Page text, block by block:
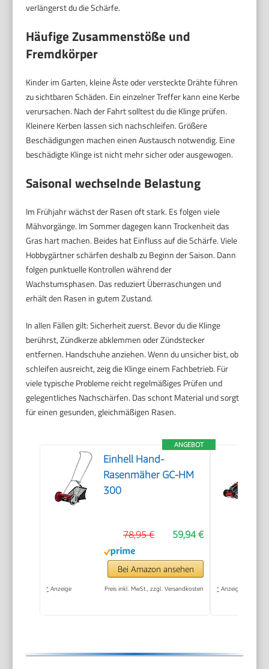
verlängerst du die Schärfe.
Häufige Zusammenstöße und
Fremdkörper
Kinder im Garten, kleine Äste oder versteckte Drähte führen
zu sichtbaren Schäden. Ein einzelner Treffer kann eine Kerbe
verursachen. Nach der Fahrt solltest du die Klinge prüfen.
Kleinere Kerben lassen sich nachschleifen. Größere
Beschädigungen machen einen Austausch notwendig. Eine
beschädigte Klinge ist nicht mehr sicher oder ausgewogen.
Saisonal wechselnde Belastung
Im Frühjahr wächst der Rasen oft stark. Es folgen viele
Mähvorgänge. Im Sommer dagegen kann Trockenheit das
Gras hart machen. Beides hat Einfluss auf die Schärfe. Viele
Hobbygärtner schärfen deshalb zu Beginn der Saison. Dann
folgen punktuelle Kontrollen während der
Wachstumsphasen. Das reduziert Überraschungen und
erhält den Rasen in gutem Zustand.
In allen Fällen gilt: Sicherheit zuerst. Bevor du die Klinge
berührst, Zündkerze abklemmen oder Zündstecker
entfernen. Handschuhe anziehen. Wenn du unsicher bist, ob
schleifen ausreicht, zeig die Klinge einem Fachbetrieb. Für
viele typische Probleme reicht regelmäßiges Prüfen und
gelegentliches Nachschärfen. Das schont Material und sorgt
für einen gesunden, gleichmäßigen Rasen.
ANGEBOT
Einhell Hand-
Rasenmäher GC-HM
300
59,94 €
78,95 €
Bei Amazon ansehen
* Anzeige Preis inkl. MwSt., zzgl. Versandkosten * Anzeige